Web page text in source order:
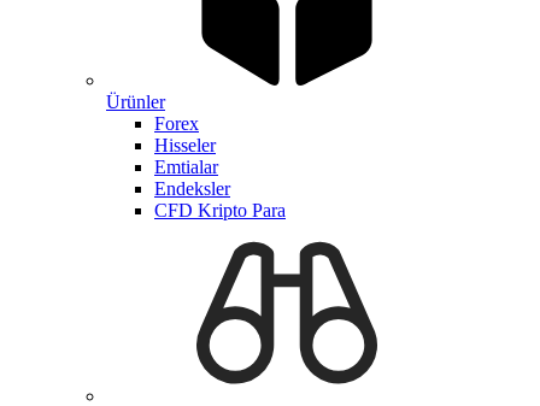
Ürünler
Forex
Hisseler
Emtialar
Endeksler
CFD Kripto Para